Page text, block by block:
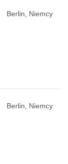
Berlin, Niemcy
Berlin, Niemcy